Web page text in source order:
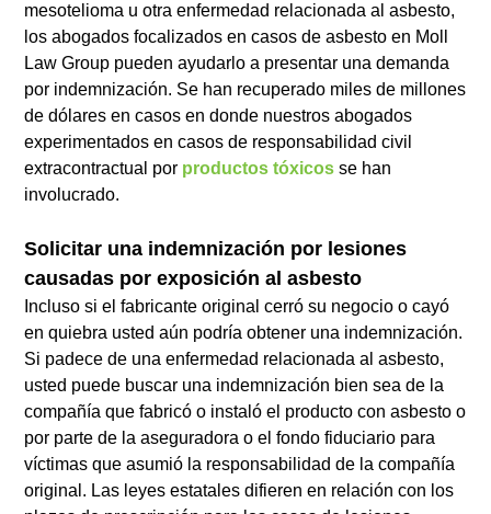
mesotelioma u otra enfermedad relacionada al asbesto,
los abogados focalizados en casos de asbesto en Moll
Law Group pueden ayudarlo a presentar una demanda
por indemnización. Se han recuperado miles de millones
de dólares en casos en donde nuestros abogados
experimentados en casos de responsabilidad civil
extracontractual por productos tóxicos se han
involucrado.
Solicitar una indemnización por lesiones
causadas por exposición al asbesto
Incluso si el fabricante original cerró su negocio o cayó
en quiebra usted aún podría obtener una indemnización.
Si padece de una enfermedad relacionada al asbesto,
usted puede buscar una indemnización bien sea de la
compañía que fabricó o instaló el producto con asbesto o
por parte de la aseguradora o el fondo fiduciario para
víctimas que asumió la responsabilidad de la compañía
original. Las leyes estatales difieren en relación con los